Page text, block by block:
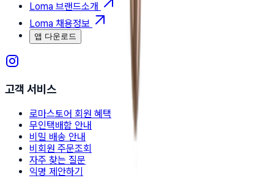
Loma 브랜드소개
Loma 채용정보
앱 다운로드
고객 서비스
로마스토어 회원 혜택
무인택배함 안내
비밀 배송 안내
비회원 주문조회
자주 찾는 질문
익명 제안하기